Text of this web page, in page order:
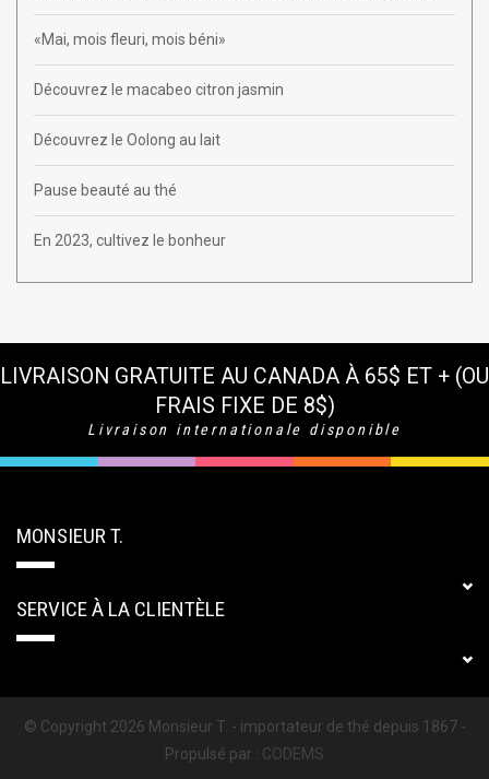
«Mai, mois fleuri, mois béni»
Découvrez le macabeo citron jasmin
Découvrez le Oolong au lait
Pause beauté au thé
En 2023, cultivez le bonheur
LIVRAISON GRATUITE AU CANADA À 65$ ET + (OU
FRAIS FIXE DE 8$)
Livraison internationale disponible
MONSIEUR T.
SERVICE À LA CLIENTÈLE
© Copyright 2026 Monsieur T. - importateur de thé depuis 1867 -
Propulsé par : CODEMS